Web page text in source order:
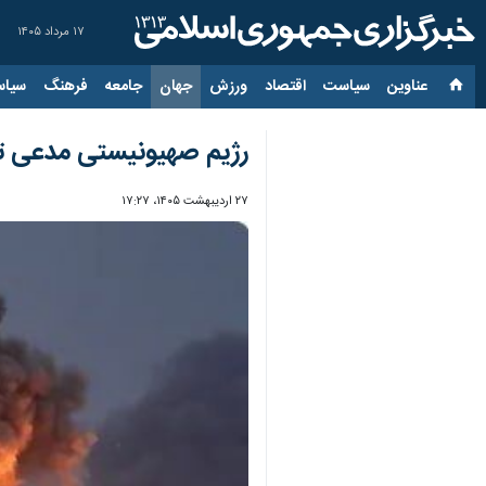
۱۷ مرداد ۱۴۰۵
عناوین‌ سیاست اقتصاد ورزش جهان جامعه فرهنگ
رژیم صهیونیستی مدعی
۲۷ اردیبهشت ۱۴۰۵، ۱۷:۲۷